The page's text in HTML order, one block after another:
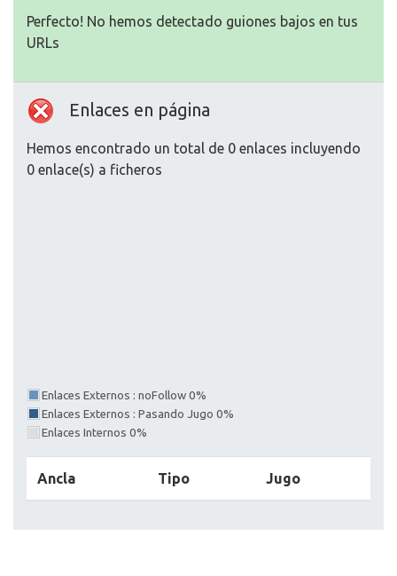
Perfecto! No hemos detectado guiones bajos en tus
URLs
Enlaces en página
Hemos encontrado un total de 0 enlaces incluyendo
0 enlace(s) a ficheros
Enlaces Externos : noFollow 0%
Enlaces Externos : Pasando Jugo 0%
Enlaces Internos 0%
Ancla Tipo Jugo